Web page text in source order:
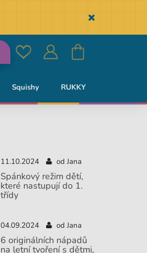
Skryť
OblíbenéPřihlásit Košík
Squishy RUKKY
11.10.2024 od Jana
Spánkový režim dětí,
které nastupují do 1.
třídy
04.09.2024 od Jana
6 originálních nápadů
na letní tvoření s dětmi,